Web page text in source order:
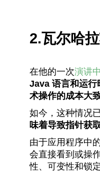
2.瓦尔哈
在他的一次演讲中
Java 语言和运行
术操作的成本大致
如今，这种情况
味着导致指针获
由于应用程序中
会直接看到或操
性、可变性和锁